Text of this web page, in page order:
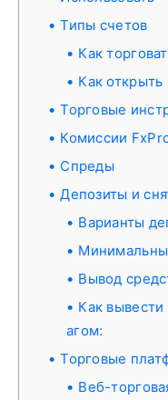
Типы счетов
Как
Как
Торговые
Комиссии
Спреды
Депозиты и
Варианты
Вывод
Как
агом:
Торговые
Веб-